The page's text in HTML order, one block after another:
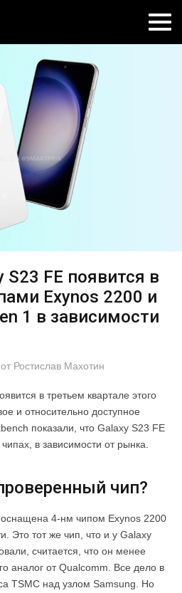
S23 FE появится в
Exynos 2200 и
1 в зависимости
от Ростислав Махотин
в третьем квартале этого
и относительно доступное
показали, что Galaxy S23 FE
в зависимости от рынка.
чип?
оснащена 4-нм чипом Exynos 2200
Это тот же чип, что и у Galaxy
считается, что он менее
аналог от Qualcomm. Все дело в
TSMC над узлом Samsung. Но